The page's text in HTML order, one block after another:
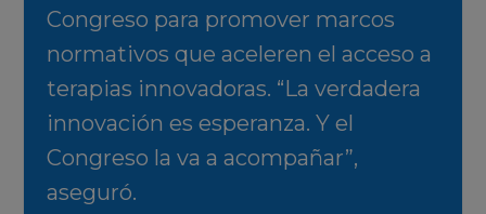
Congreso para promover marcos
normativos que aceleren el acceso a
terapias innovadoras. “La verdadera
innovación es esperanza. Y el
Congreso la va a acompañar”,
aseguró.